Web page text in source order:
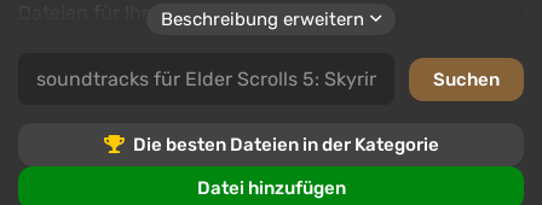
Dateien für Ihr Spiel.
Klangmodifikationen, die Ihr Spielerlebnis verbessern.
Spiel neuen Rhythmus und Atmosphäre verleihen.
Benutzer können Kommentare und Bewertungen
hinterlassen, um anderen zu helfen, die besten Dateien
Beschreibung erweitern
Die besten Dateien in der Kategorie
Datei hinzufügen